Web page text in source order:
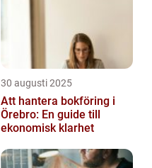
30 augusti 2025
Att hantera bokföring i
Örebro: En guide till
ekonomisk klarhet